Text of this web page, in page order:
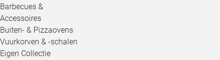
Barbecues &
Accessoires
Buiten- & Pizzaovens
Vuurkorven & -schalen
Eigen Collectie